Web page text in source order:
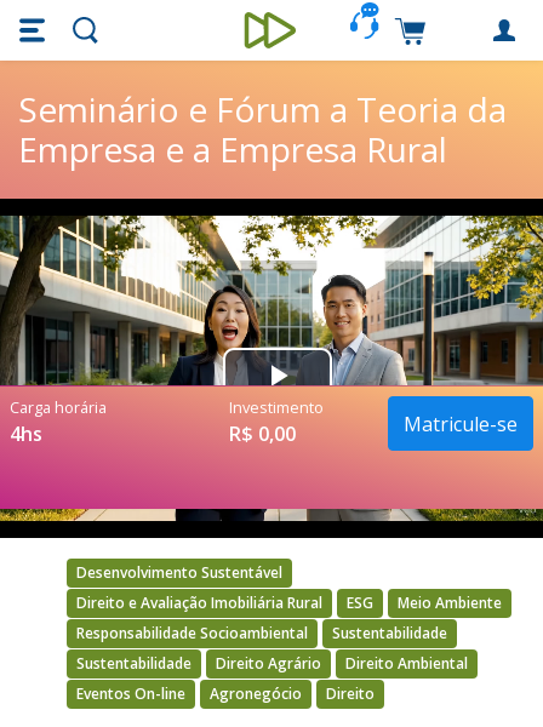
Skip main navigation
Skip to main content
Unieducar
Carrinho de
Seminário e Fórum a Teoria da
Empresa e a Empresa Rural
Play
Carga horária
4hs
Investimento
R$ 0,00 Matricule-se
Desenvolvimento Sustentável
Direito e Avaliação Imobiliária Rural
ESG
Meio Ambiente
Responsabilidade Socioambiental
Sustentabilidade
Sustentabilidade
Direito Agrário
Direito Ambiental
Eventos On-line
Agronegócio Direito